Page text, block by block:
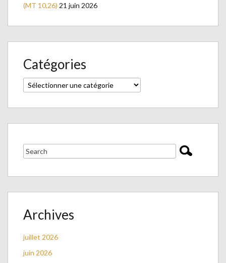
(MT 10,26) 21 juin 2026
Catégories
Catégories
Archives
juillet 2026
juin 2026